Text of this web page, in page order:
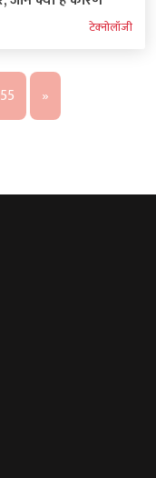
टेक्‍नोलॉजी
»